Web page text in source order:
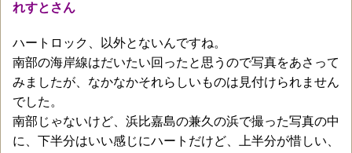
れすとさん
ハートロック、以外とないんですね。
南部の海岸線はだいたい回ったと思うので写真をあさって
みましたが、なかなかそれらしいものは見付けられません
でした。
南部じゃないけど、浜比嘉島の兼久の浜で撮った写真の中
に、下半分はいい感じにハートだけど、上半分が惜しい、